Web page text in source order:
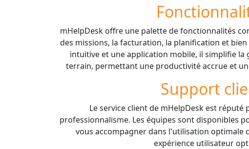
mHelpDesk offre une palette de fonctionnalités
des missions, la facturation, la planification et
intuitive et une application mobile, il simplifie la
terrain, permettant une productivité accrue et
Support
Le service client de mHelpDesk est réputé
professionnalisme. Les équipes sont disponibles
vous accompagner dans l'utilisation optimale
expérience utilisateur